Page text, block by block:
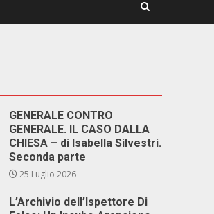
GENERALE CONTRO
GENERALE. IL CASO DALLA
CHIESA – di Isabella Silvestri.
Seconda parte
25 Luglio 2026
L’Archivio dell’Ispettore Di